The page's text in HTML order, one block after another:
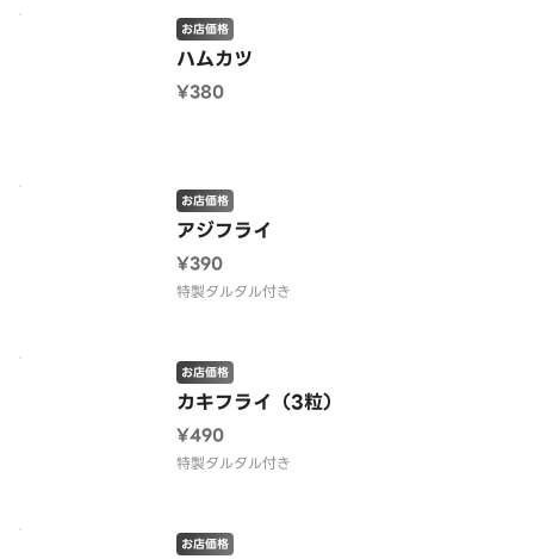
ハムカツ
お店価格
¥380
アジフライ
お店価格
¥390
特製タルタル付き
カキフライ（3粒）
お店価格
¥490
特製タルタル付き
お店価格